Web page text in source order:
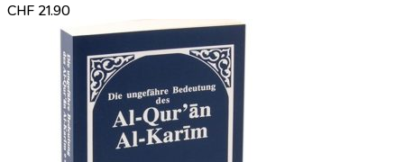
CHF 21.90